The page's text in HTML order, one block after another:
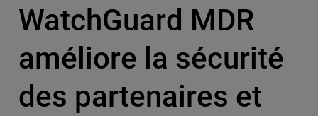
WatchGuard MDR
améliore la sécurité
des partenaires et